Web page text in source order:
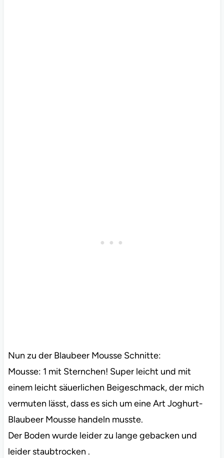
Nun zu der Blaubeer Mousse Schnitte:
Mousse: 1 mit Sternchen! Super leicht und mit
einem leicht säuerlichen Beigeschmack, der mich
vermuten lässt, dass es sich um eine Art Joghurt-
Blaubeer Mousse handeln musste.
Der Boden wurde leider zu lange gebacken und
leider staubtrocken .